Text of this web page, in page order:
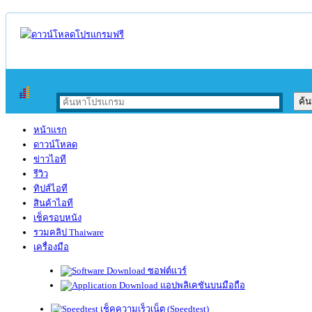
หน้าแรก
ดาวน์โหลด
ข่าวไอที
รีวิว
ทิปส์ไอที
สินค้าไอที
เช็ครอบหนัง
รวมคลิป Thaiware
เครื่องมือ
ซอฟต์แวร์
แอปพลิเคชันบนมือถือ
เช็คความเร็วเน็ต (Speedtest)